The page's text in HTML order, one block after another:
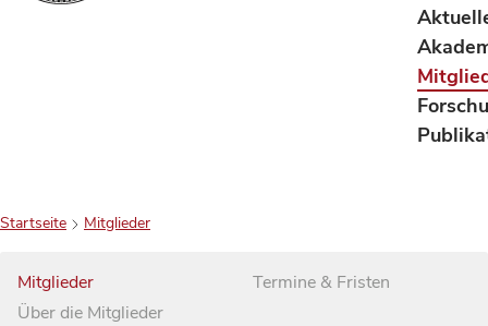
Startseite Mitglieder
Mitglieder
Über die Mitglieder
Termine & Fristen